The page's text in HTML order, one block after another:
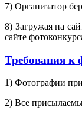
7) Организатор
8) Загружая на
сайте
Требования к
1) Фотографии
2) Все